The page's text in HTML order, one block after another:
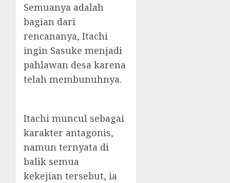
Semuanya adalah
bagian dari
rencananya, Itachi
ingin Sasuke menjadi
pahlawan desa karena
telah membunuhnya.
Itachi muncul sebagai
karakter antagonis,
namun ternyata di
balik semua
kekejian tersebut, ia